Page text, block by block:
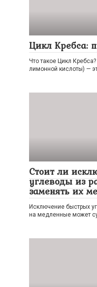
Цикл Кребса:
Что такое Цикл
лимонной кислоты) —
Стоит ли
углеводы из
заменять их
Исключение быстрых
на медленные может